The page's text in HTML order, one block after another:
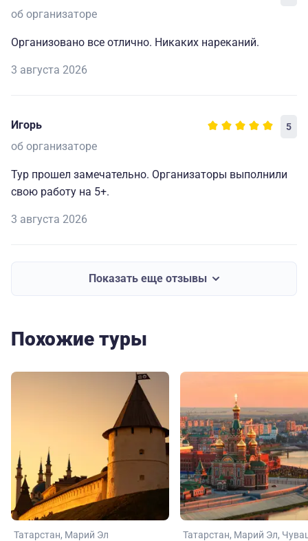
об организаторе
Организовано все отлично. Никаких нареканий.
3 августа 2026
Игорь 5
об организаторе
Тур прошел замечательно. Организаторы выполнили
свою работу на 5+.
3 августа 2026
Показать еще отзывы
Похожие туры
Татарстан Марий Эл Татарстан Марий Эл